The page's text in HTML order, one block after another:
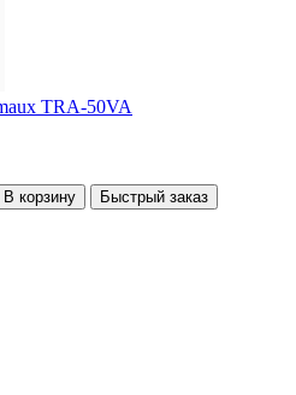
TRA-50VA
В корзину
Быстрый заказ